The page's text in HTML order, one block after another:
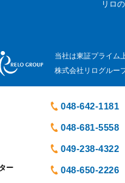
リロ
当社は東証プライム
株式会社リログルー
048-642-1181
048-681-5558
049-238-4322
ー 048-650-2226